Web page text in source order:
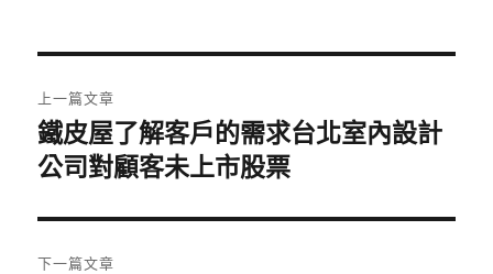
章
導
覽
上一篇文章
上
一
文
章:
鐵皮屋了解客戶的需求台北室內設計
公司對顧客未上市股票
下一篇文章